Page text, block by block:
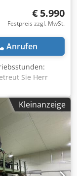
€ 5.990
Festpreis zzgl. MwSt.
Anrufen
Sie Herr
Typ 50D 10.752
Luftgekühlter
6.600kg
Dwsdpfx
gerne. Weitere
...
vorbehalten !!!
an Tobias
Kleinanzeige